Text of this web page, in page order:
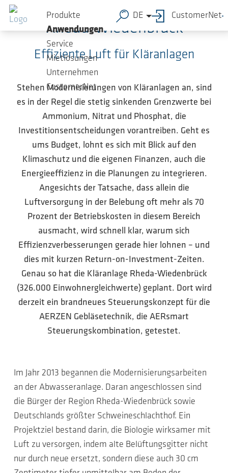
Zum Hauptinhalt springen
Produkte
Anwendungen
Service
Mietlösungen
Unternehmen
CustomerNet
DE CustomerNet
Rheda-Wiedenbrück
Effiziente Luft für Kläranlagen
Stehen Modernisierungen von Kläranlagen an, sind
es in der Regel die stetig sinkenden Grenzwerte bei
Ammonium, Nitrat und Phosphat, die
Investitionsentscheidungen vorantreiben. Geht es
ums Budget, lohnt es sich mit Blick auf den
Klimaschutz und die eigenen Finanzen, auch die
Energieeffizienz in die Planungen zu integrieren.
Angesichts der Tatsache, dass allein die
Luftversorgung in der Belebung oft mehr als 70
Prozent der Betriebskosten in diesem Bereich
ausmacht, wird schnell klar, warum sich
Effizienzverbesserungen gerade hier lohnen – und
dies mit kurzen Return-on-Investment-Zeiten.
Genau so hat die Kläranlage Rheda-Wiedenbrück
(326.000 Einwohnergleichwerte) geplant. Dort wird
derzeit ein brandneues Steuerungskonzept für die
AERZEN Gebläsetechnik, die AERsmart
Steuerungskombination, getestet.
Im Jahr 2013 begannen die Modernisierungsarbeiten
an der Abwasseranlage. Daran angeschlossen sind
die Bürger der Region Rheda-Wiedenbrück sowie
Deutschlands größter Schweineschlachthof. Ein
Projektziel bestand darin, die Biologie wirksamer mit
Luft zu versorgen, indem alte Belüftungsgitter nicht
nur durch neue ersetzt, sondern diese auch 30 cm